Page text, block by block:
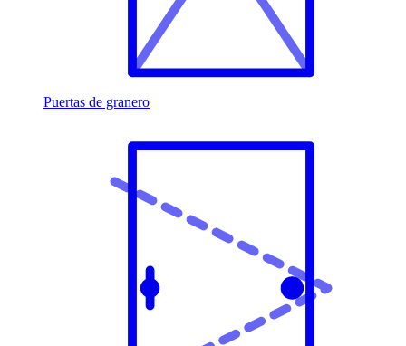
Puertas de granero